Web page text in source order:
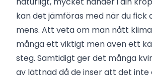
kan det jämföras med när du fick
mens. Att veta om man nått
många ett viktigt men även ett
steg. Samtidigt ger det många
av lättnad då de inser att det inte